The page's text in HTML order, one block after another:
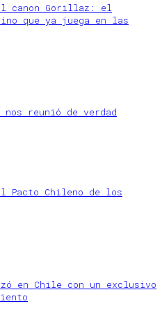
canon Gorillaz: el
que ya juega en las
nos reunió de verdad
Pacto Chileno de los
en Chile con un exclusivo